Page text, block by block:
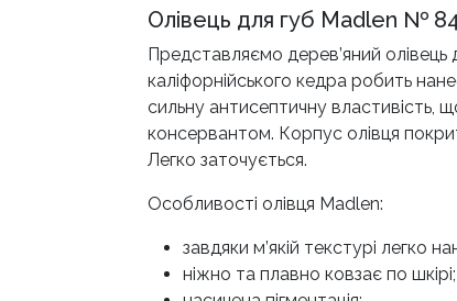
Олівець для губ Madlen №
Представляємо дерев’яний олівець
каліфорнійського кедра робить
сильну антисептичну властивість,
консервантом. Корпус олівця
Легко заточується.
Особливості олівця Madlen:
завдяки м’якій текстурі легко
ніжно та плавно ковзає по шкірі;